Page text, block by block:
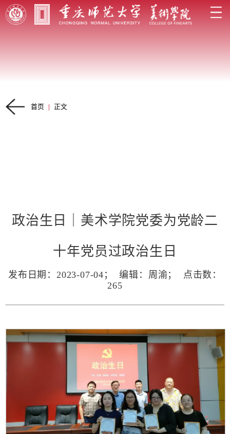
首页 正文
政治生日｜美术学院党委为党龄二
十年党员过政治生日
发布日期：2023-07-04； 编辑：周渝； 点击数：
265